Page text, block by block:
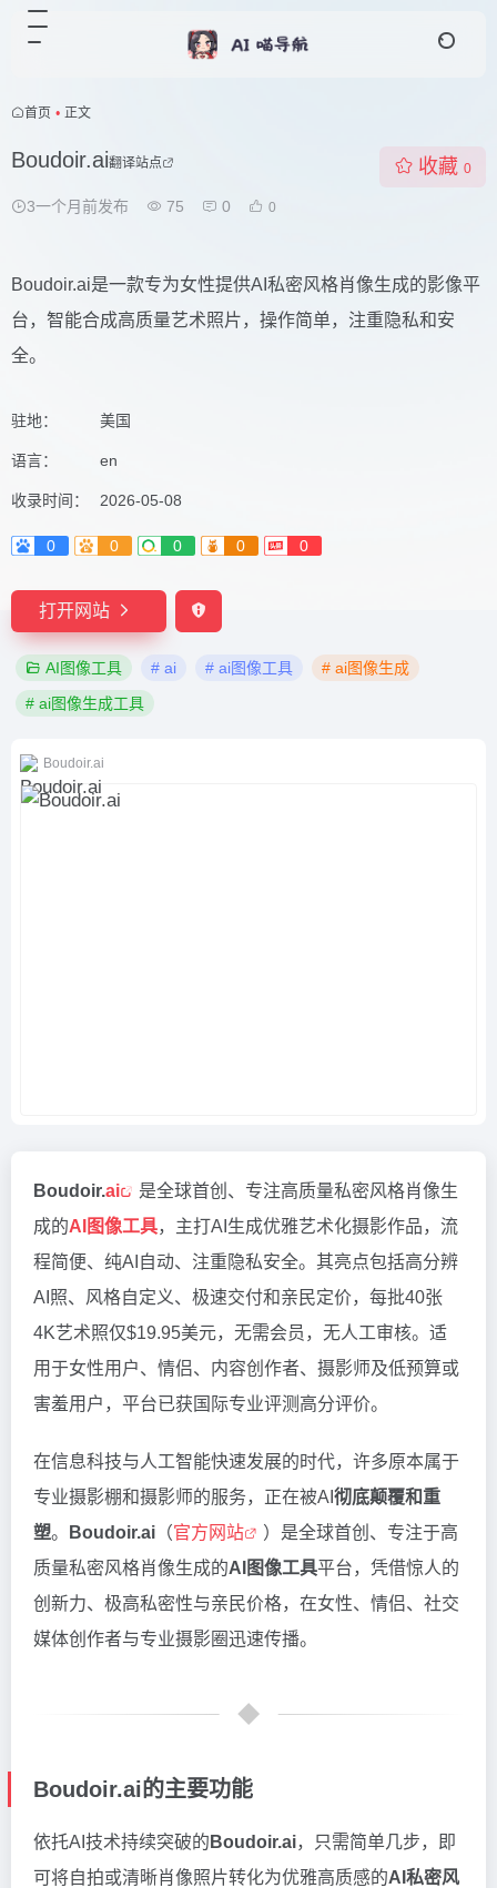
首页 • 正文
Boudoir.ai翻译站点
3一个月前发布 75 0 0
收藏 0
Boudoir.ai是一款专为女性提供AI私密风格肖像生成的影像平
台，智能合成高质量艺术照片，操作简单，注重隐私和安
全。
驻地： 美国
语言： en
收录时间： 2026-05-08
0 0 0 0 0
打开网站
AI图像工具 # ai # ai图像工具
# ai图像生成
# ai图像生成工具
Boudoir.ai
Boudoir.ai
是全球首创、专注高质量私密风格肖像生
成的AI图像工具，主打AI生成优雅艺术化摄影作品，流
程简便、纯AI自动、注重隐私安全。其亮点包括高分辨
AI照、风格自定义、极速交付和亲民定价，每批40张
4K艺术照仅$19.95美元，无需会员，无人工审核。适
用于女性用户、情侣、内容创作者、摄影师及低预算或
害羞用户，平台已获国际专业评测高分评价。
在信息科技与人工智能快速发展的时代，许多原本属于
专业摄影棚和摄影师的服务，正在被AI 彻底颠覆和重
塑。 Boudoir.ai （官方网站
）是全球首创、专注于高
质量私密风格肖像生成的AI图像工具平台，凭借惊人的
创新力、极高私密性与亲民价格，在女性、情侣、社交
媒体创作者与专业摄影圈迅速传播。
Boudoir.ai的主要功能
依托AI技术持续突破的 Boudoir.ai，只需简单几步，即
可将自拍或清晰肖像照片转化为优雅高质感的AI私密风